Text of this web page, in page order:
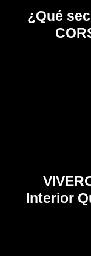
¿Qué
Interior